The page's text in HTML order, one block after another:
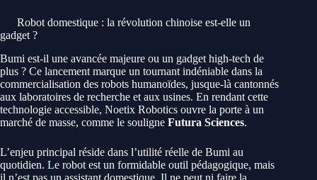
Robot domestique : la révolution chinoise est-elle un
gadget ?
Bumi est-il une avancée majeure ou un gadget high-tech de
plus ? Ce lancement marque un tournant indéniable dans la
commercialisation des robots humanoïdes, jusque-là cantonnés
aux laboratoires de recherche et aux usines. En rendant cette
technologie accessible, Noetix Robotics ouvre la porte à un
marché de masse, comme le souligne Futura Sciences.
L’enjeu principal réside dans l’utilité réelle de Bumi au
quotidien. Le robot est un formidable outil pédagogique, mais
il n’est pas un assistant domestique. Il ne peut ni faire la